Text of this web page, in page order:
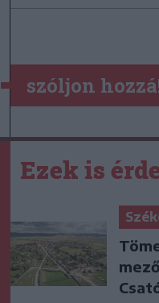
szóljon
Ezek is